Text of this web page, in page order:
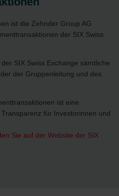
ist die Zehnder Group AG
der SIX Swiss
SIX Swiss Exchange sämtliche
der Gruppenleitung und des
ist eine
für Investorinnen und
Sie auf der Website der SIX